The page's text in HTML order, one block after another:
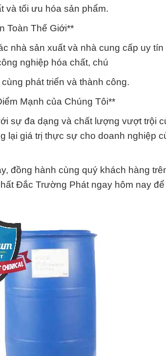
và tối ưu hóa sản phẩm.
Toàn Thế Giới**
nhà sản xuất và nhà cung cấp uy
nghiệp hóa chất, chú
phát triển và thành công.
Mạnh của Chúng Tôi**
sự đa dạng và chất lượng vượt trội
lại giá trị thực sự cho doanh nghiệp
đồng hành cùng quý khách hàng
Đắc Trường Phát ngay hôm nay